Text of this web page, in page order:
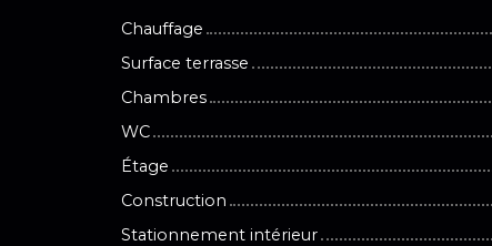
Chauffage
Surface terrasse
Chambres
WC
Étage
Construction
Stationnement intérieur